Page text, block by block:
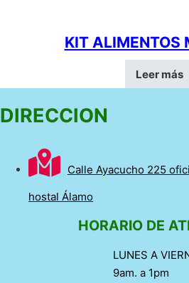
KIT ALIMENTOS
Leer más
DIRECCION
Calle Ayacucho 225
hostal Álamo
HORARIO DE
LUNES A
9am. a 1pm